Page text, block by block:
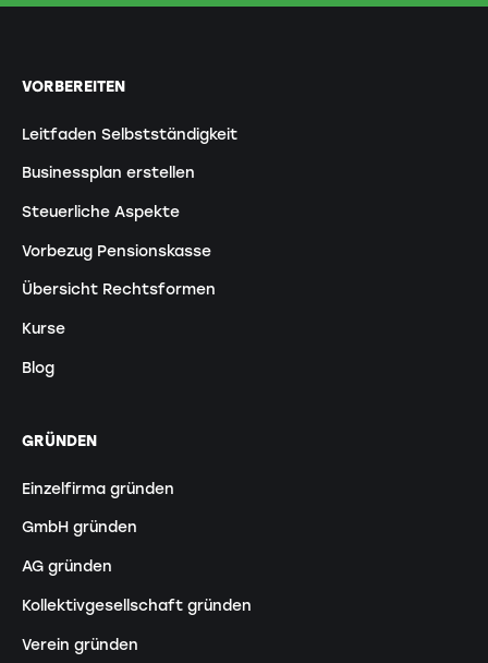
VORBEREITEN
Leitfaden Selbstständigkeit
Businessplan erstellen
Steuerliche Aspekte
Vorbezug Pensionskasse
Übersicht Rechtsformen
Kurse
Blog
GRÜNDEN
Einzelfirma gründen
GmbH gründen
AG gründen
Kollektivgesellschaft gründen
Verein gründen